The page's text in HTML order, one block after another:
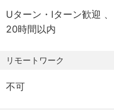
課題をヒアリングします。
・サプライチェーンの設
1,900社を超える協力工
ルートを構築します。
・価格決定と利益管理
【有給休暇】夏季3日、
【福利厚生】
制度／各種保険制度（
のクォーターの成績で
拓に対して支給される
にチャンスがあります。
りたいと考えていらっ
主義ではなく、成果に対
Uターン・Iターン歓迎
20時間以内
リモートワーク
不可